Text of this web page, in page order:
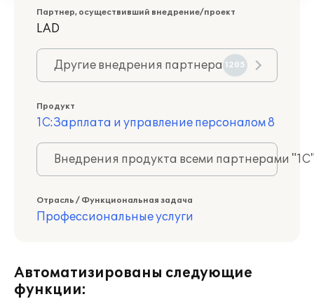
Партнер, осуществивший внедрение/проект
LAD
Другие внедрения партнера 1205
Продукт
1С:Зарплата и управление персоналом 8
Внедрения продукта всеми партнерами
Отрасль / Функциональная задача
Профессиональные услуги
Автоматизированы следующие
функции: